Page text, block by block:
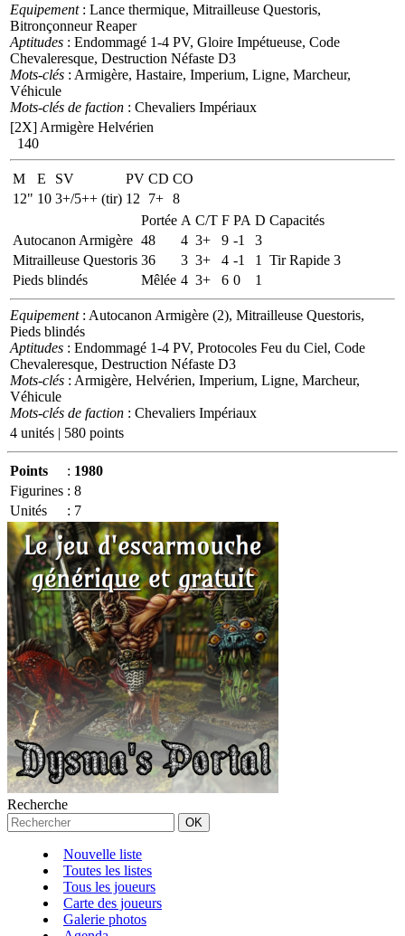
Equipement: Lance thermique, Mitrailleuse Questoris,
Bitronçonneur Reaper
Aptitudes : Endommagé 1-4 PV, Gloire Impétueuse, Code
Chevaleresque, Destruction Néfaste D3
Mots-clés : Armigère, Hastaire, Imperium, Ligne, Marcheur,
Véhicule
Mots-clés de faction : Chevaliers Impériaux
[2X] Armigère Helvérien
140
M E SV PV CD CO
12" 10 3+/5++ (tir) 12 7+ 8
Portée A C/T F PA D Capacités
Autocanon Armigère 48 4 3+ 9 -1
3
Mitrailleuse Questoris 36 3 3+ 4 -1 1
Tir Rapide 3
Pieds blindés
Mêlée 4 3+ 6 0 1
Equipement: Autocanon Armigère (2), Mitrailleuse Questoris,
Pieds blindés
Aptitudes : Endommagé 1-4 PV, Protocoles Feu du Ciel, Code
Chevaleresque, Destruction Néfaste D3
Mots-clés : Armigère, Helvérien, Imperium, Ligne, Marcheur,
Véhicule
Mots-clés de faction : Chevaliers Impériaux
4 unités | 580 points
Points : 1980
Figurines : 8
Unités
: 7
Recherche
Nouvelle liste
Toutes les listes
Tous les joueurs
Carte des joueurs
Galerie photos